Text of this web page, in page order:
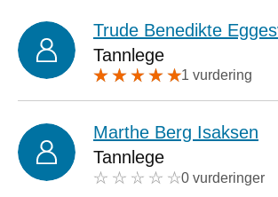
Trude Benedikte
Tannlege
1 vurdering
Marthe Berg Isaksen
Tannlege
0 vurderinger